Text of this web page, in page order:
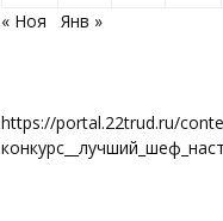
« Ноя
Янв »
https://portal.22trud.ru/